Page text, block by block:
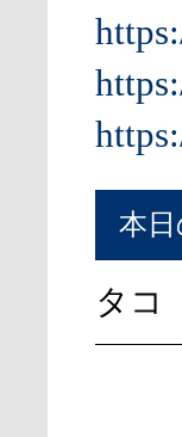
本
タコ